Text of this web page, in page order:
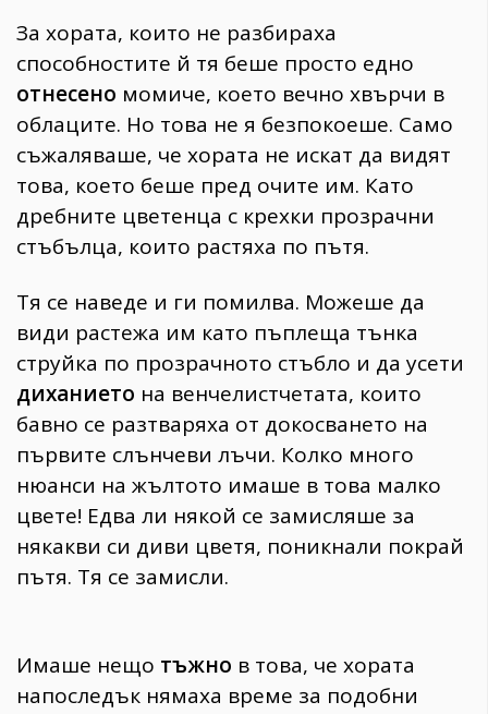
За хората, които не разбираха
способностите й тя беше просто едно
отнесено момиче, което вечно хвърчи в
облаците. Но това не я безпокоеше. Само
съжаляваше, че хората не искат да видят
това, което беше пред очите им. Като
дребните цветенца с крехки прозрачни
стъбълца, които растяха по пътя.
Тя се наведе и ги помилва. Можеше да
види растежа им като пъплеща тънка
струйка по прозрачното стъбло и да усети
диханието на венчелистчетата, които
бавно се разтваряха от докосването на
първите слънчеви лъчи. Колко много
нюанси на жълтото имаше в това малко
цвете! Едва ли някой се замисляше за
някакви си диви цветя, поникнали покрай
пътя. Тя се замисли.
Имаше нещо тъжно в това, че хората
напоследък нямаха време за подобни